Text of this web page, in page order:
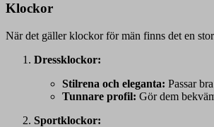
Klockor
När det gäller klockor för män finns det en
Dressklockor:
Stilrena och eleganta: Passar
Tunnare profil: Gör dem
Sportklockor: